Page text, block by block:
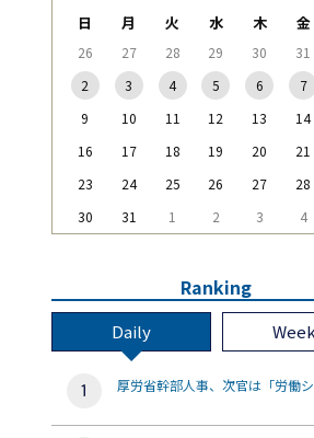
日 月 火 水 木 金
26 27 28 29 30 31
2
3 4 5 6 7
9
10 11 12 13 14
16
17 18 19 20 21
23
24 25 26 27 28
30
31 1 2 3 4
Ranking
Daily
厚労省幹部人事、次官は「労働